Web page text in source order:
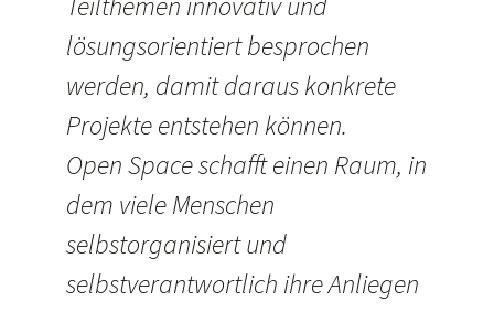
lösungsorientiert besprochen
werden, damit daraus konkrete
Projekte entstehen können.
Open Space schafft einen Raum, in
dem viele Menschen
selbstorganisiert und
selbstverantwortlich ihre Anliegen